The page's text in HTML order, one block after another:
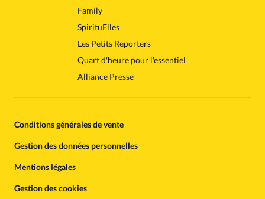
Family
SpirituElles
Les Petits Reporters
Quart d'heure pour l'essentiel
Alliance Presse
Conditions générales de vente
Gestion des données personnelles
Mentions légales
Gestion des cookies